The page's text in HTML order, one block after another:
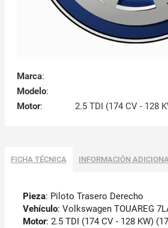
Marca:
Modelo:
Motor: 2.5 TDI (174 CV - 128
FICHA TÉCNICA INFORMACIÓN
Pieza: Piloto Trasero Derecho
Vehículo: Volkswagen TOUAREG
Motor: 2.5 TDI (174 CV - 128 KW)